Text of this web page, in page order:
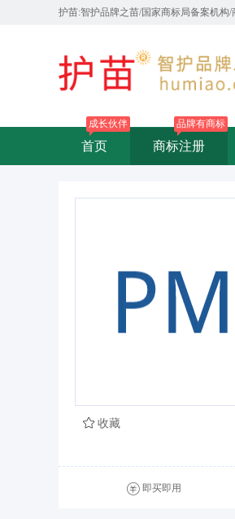
护苗:智护品牌之苗/国家商标局备案机构
首页
成长伙伴
商标注册
品牌有商标
收藏
即买即用